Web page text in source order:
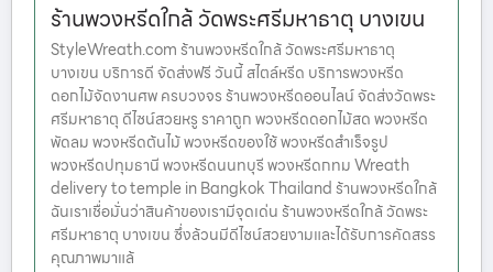
ร้านพวงหรีดใกล้ วัดพระศรีมหาธาตุ บางเขน
StyleWreath.com ร้านพวงหรีดใกล้ วัดพระศรีมหาธาตุ
บางเขน บริการดี จัดส่งฟรี วันนี้ สไตล์หรีด บริการพวงหรีด
ดอกไม้จัดงานศพ ครบวงจร ร้านพวงหรีดออนไลน์ จัดส่งวัดพระ
ศรีมหาธาตุ ดีไซน์สวยหรู ราคาถูก พวงหรีดดอกไม้สด พวงหรีด
พัดลม พวงหรีดต้นไม้ พวงหรีดของใช้ พวงหรีดสำเร็จรูป
พวงหรีดปทุมธานี พวงหรีดนนทบุรี พวงหรีดกทม Wreath
delivery to temple in Bangkok Thailand ร้านพวงหรีดใกล้
ฉันเราเชื่อมั่นว่าสินค้าของเรามีจุดเด่น ร้านพวงหรีดใกล้ วัดพระ
ศรีมหาธาตุ บางเขน ซึ่งล้วนมีดีไซน์สวยงามและได้รับการคัดสรร
คุณภาพมาแล้